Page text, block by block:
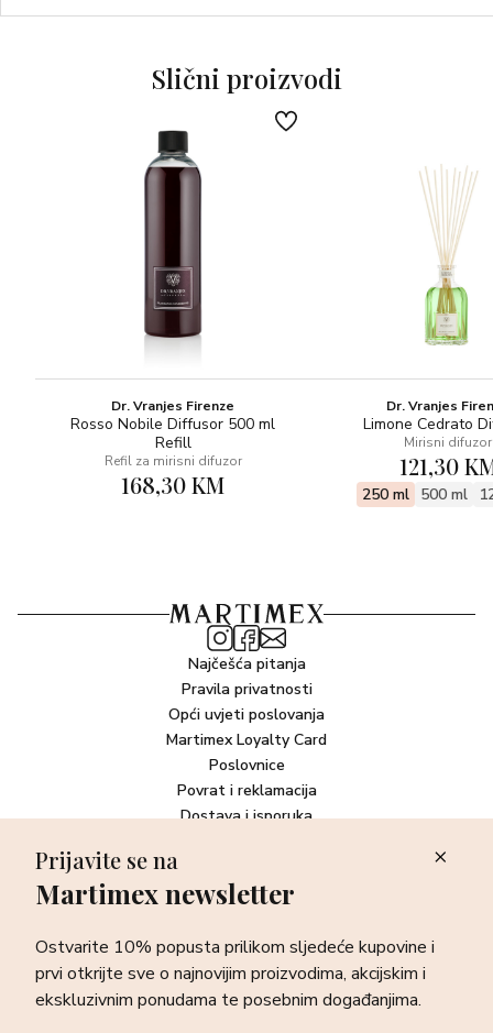
složenim akordom čaja Lapsang Souchong.
Slični proizvodi
Dr. Vranjes Firenze
Rosso Nobile Diffusor 500 ml
Refill
Refil za mirisni difuzor
168,30 KM
Dr. Vranjes
Limone Cedrato
Mirisni difuzor
121,30
250 ml 500 ml
Najčešća pitanja
Pravila privatnosti
Opći uvjeti poslovanja
Martimex Loyalty Card
Poslovnice
Povrat i reklamacija
Dostava i isporuka
Newsletter
sve o najnovijim proizvodima, akcijskim i ekskluzivnim
ponudama te posebnim događanjima.
Prijava
Prijavite se na
Martimex newsletter
Ostvarite 10% popusta prilikom sljedeće kupovine i
prvi otkrijte sve o najnovijim proizvodima, akcijskim i
ekskluzivnim ponudama te posebnim događanjima.